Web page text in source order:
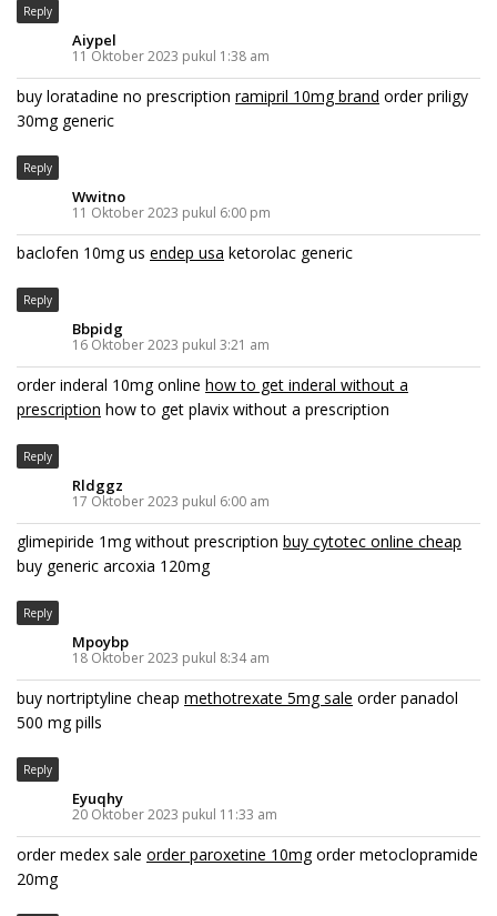
Reply
Aiypel
11 Oktober 2023 pukul 1:38 am
buy loratadine no prescription ramipril 10mg brand order priligy
30mg generic
Reply
Wwitno
11 Oktober 2023 pukul 6:00 pm
baclofen 10mg us endep usa ketorolac generic
Reply
Bbpidg
16 Oktober 2023 pukul 3:21 am
order inderal 10mg online how to get inderal without a
prescription how to get plavix without a prescription
Reply
Rldggz
17 Oktober 2023 pukul 6:00 am
glimepiride 1mg without prescription buy cytotec online cheap
buy generic arcoxia 120mg
Reply
Mpoybp
18 Oktober 2023 pukul 8:34 am
buy nortriptyline cheap methotrexate 5mg sale order panadol
500 mg pills
Reply
Eyuqhy
20 Oktober 2023 pukul 11:33 am
order medex sale order paroxetine 10mgorder metoclopramide
20mg